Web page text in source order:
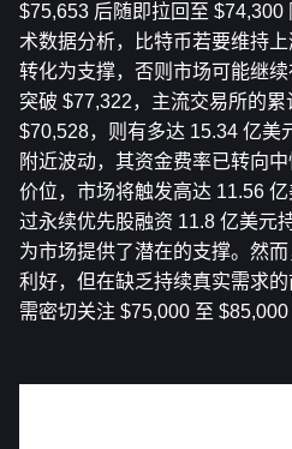
$75,653 后随即拉回至
术数据分析，比特币若要维持
转化为支撑，否则市场可能继
突破 $77,322，主流交易所的
$70,528，则有多达 15.34 亿美
附近波动，其资金费率已转向
价位，市场将触发高达 11.56
过永续优先股融资 11.8 亿美元
为市场提供了潜在的支撑。然
利好，但在缺乏持续真实需求
需密切关注 $75,000 至